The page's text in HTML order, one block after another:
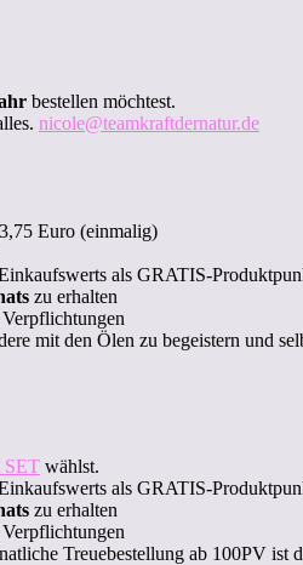
bestellen möchtest.
nicole@teamkraftdernatur.de
Euro (einmalig)
als GRATIS-
zu erhalten
mit den Ölen zu begeistern und
SET wählst.
als GRATIS-
zu erhalten
Treuebestellung ab 100PV ist